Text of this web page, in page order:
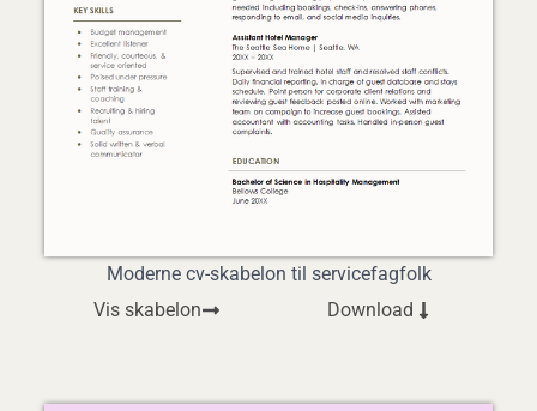
Moderne cv-skabelon til servicefagfolk
Vis skabelon
Download